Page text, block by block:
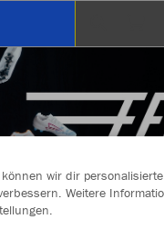
wir dir personalisierte
Weitere